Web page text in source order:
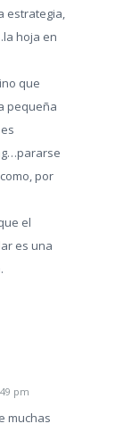
estrategia,
hoja en
que
pequeña
por
el
es una
pm
muchas